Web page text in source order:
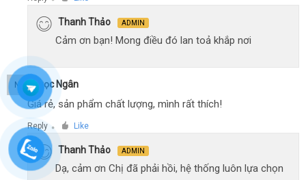
Thanh Thảo ADMIN
Cảm ơn bạn! Mong điều đó lan toả khắp nơi
N Ngọc Ngân
Giá rẻ, sản phẩm chất lượng, mình rất thích!
Reply ● Like
Thanh Thảo ADMIN
Dạ, cảm ơn Chị đã phải hồi, hệ thống luôn lựa chọn